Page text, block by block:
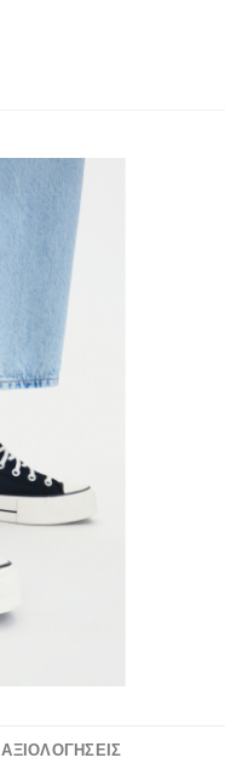
ΑΞΙΟΛΟΓΗΣΕΙΣ